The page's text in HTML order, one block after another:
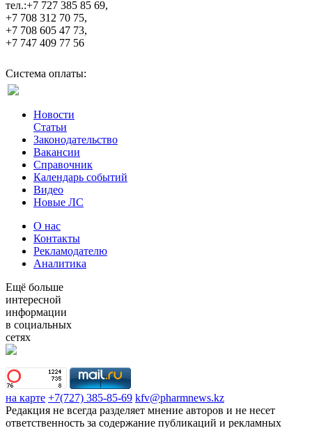
тел.:+7 727 385 85 69,
+7 708 312 70 75,
+7 708 605 47 73,
+7 747 409 77 56
Система оплаты:
Новости
Статьи
Законодательство
Вакансии
Справочник
Календарь событий
Видео
Новые ЛС
О нас
Контакты
Рекламодателю
Аналитика
Ещё больше
интересной
информации
в социальных
сетях
на карте +7(727) 385-85-69 kfv@pharmnews.kz
Редакция не всегда разделяет мнение авторов и не несет
ответственность за содержание публикаций и рекламных